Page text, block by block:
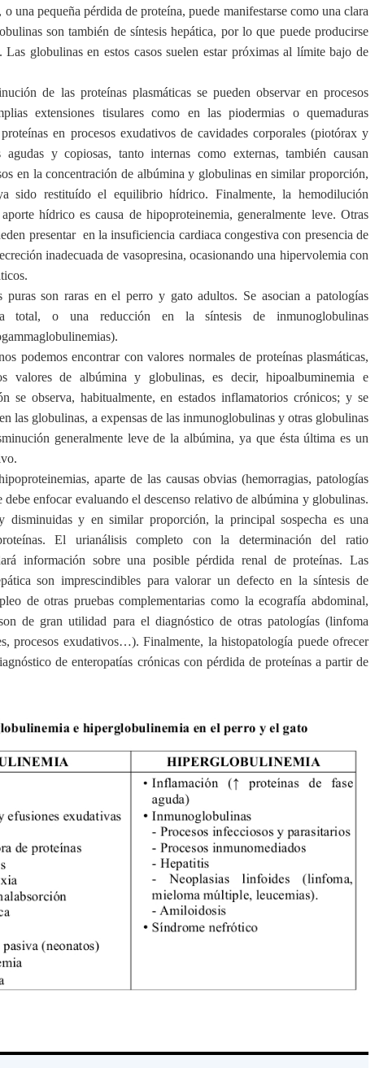
o una pequeña pérdida de proteína, puede manifestarse como una clara
son también de síntesis hepática, por lo que puede producirse
Las globulinas en estos casos suelen estar próximas al límite bajo de
de las proteínas plasmáticas se pueden observar en procesos
extensiones tisulares como en las piodermias o quemaduras
en procesos exudativos de cavidades corporales (piotórax y
agudas y copiosas, tanto internas como externas, también causan
en la concentración de albúmina y globulinas en similar proporción,
sido restituído el equilibrio hídrico. Finalmente, la hemodilución
hídrico es causa de hipoproteinemia, generalmente leve. Otras
presentar en la insuficiencia cardiaca congestiva con presencia de
inadecuada de vasopresina, ocasionando una hipervolemia con
puras son raras en el perro y gato adultos. Se asocian a patologías
total, o una reducción en la síntesis de inmunoglobulinas
podemos encontrar con valores normales de proteínas plasmáticas,
valores de albúmina y globulinas, es decir, hipoalbuminemia e
se observa, habitualmente, en estados inflamatorios crónicos; y se
las globulinas, a expensas de las inmunoglobulinas y otras globulinas
generalmente leve de la albúmina, ya que ésta última es un
aparte de las causas obvias (hemorragias, patologías
enfocar evaluando el descenso relativo de albúmina y globulinas.
disminuidas y en similar proporción, la principal sospecha es una
El urianálisis completo con la determinación del ratio
información sobre una posible pérdida renal de proteínas. Las
son imprescindibles para valorar un defecto en la síntesis de
de otras pruebas complementarias como la ecografía abdominal,
de gran utilidad para el diagnóstico de otras patologías (linfoma
procesos exudativos…). Finalmente, la histopatología puede ofrecer
de enteropatías crónicas con pérdida de proteínas a partir de